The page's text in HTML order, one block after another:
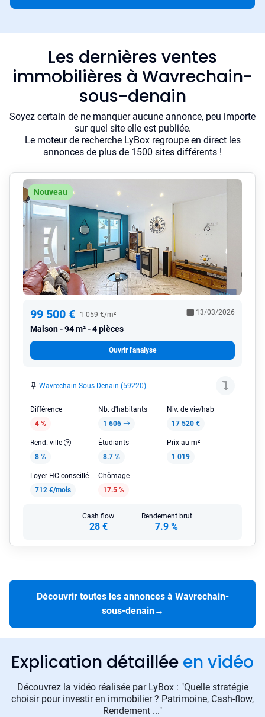
Les dernières ventes
immobilières à Wavrechain-
sous-denain
Soyez certain de ne manquer aucune annonce, peu importe
sur quel site elle est publiée.
Le moteur de recherche LyBox regroupe en direct les
annonces de plus de 1500 sites différents !
Nouveau
99 500 € 1 059 €/m²
Maison 94 m² - 4 pièces
13/03/2026
Ouvrir l'analyse
Wavrechain-Sous-Denain (59220)
Différence
4 %
Nb. d'habitants
1 606
Niv. de vie/hab
17 520 €
Rend. ville
8 %
Étudiants
8.7 %
Prix au m²
1 019
Loyer HC conseillé
712 €/mois
Chômage
17.5 %
Cash flow
28 €
Rendement brut
7.9 %
Découvrir toutes les annonces à Wavrechain-
sous-denain→
Explication détaillée en vidéo
Découvrez la vidéo réalisée par LyBox : "Quelle stratégie
choisir pour investir en immobilier ? Patrimoine, Cash-flow,
Rendement ..."